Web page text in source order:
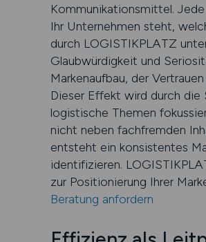
Kommunikationsmittel.
Ihr Unternehmen steht,
durch LOGISTIKPLATZ
Glaubwürdigkeit und
Markenaufbau, der
Dieser Effekt wird durch die
logistische Themen
nicht neben fachfremden
entsteht ein konsistentes
identifizieren.
zur Positionierung Ihrer
Beratung anfordern